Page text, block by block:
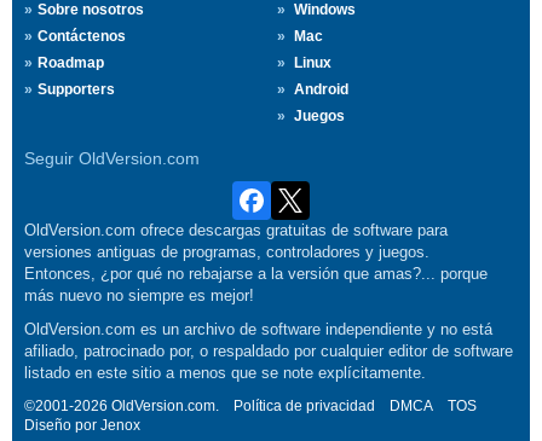
Sobre nosotros
Contáctenos
Roadmap
Supporters
Windows
Mac
Linux
Android
Juegos
Seguir OldVersion.com
OldVersion.com ofrece descargas gratuitas de software para
versiones antiguas de programas, controladores y juegos.
Entonces, ¿por qué no rebajarse a la versión que amas?... porque
más nuevo no siempre es mejor!
OldVersion.com es un archivo de software independiente y no está
afiliado, patrocinado por, o respaldado por cualquier editor de software
listado en este sitio a menos que se note explícitamente.
©2001-2026 OldVersion.com. Política de privacidad DMCA
TOS
Diseño por Jenox